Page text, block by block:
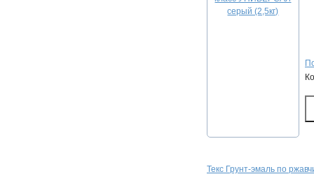
Текс Грунт-эмаль по